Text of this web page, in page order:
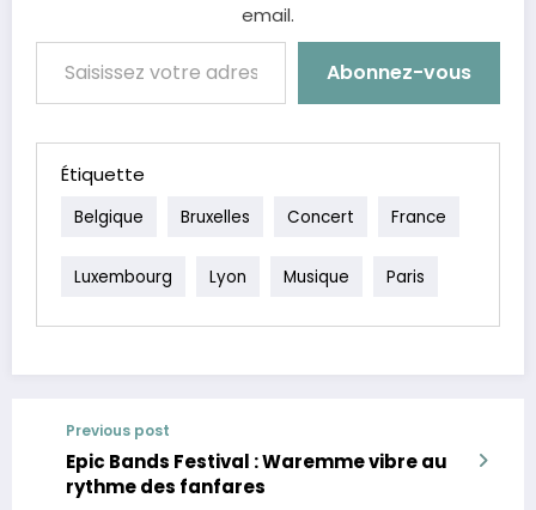
email.
Saisissez votre adresse e-mail…
Abonnez-vous
Étiquette
Belgique Bruxelles Concert France
Luxembourg Lyon Musique Paris
Previous post
Epic Bands Festival : Waremme vibre au
rythme des fanfares